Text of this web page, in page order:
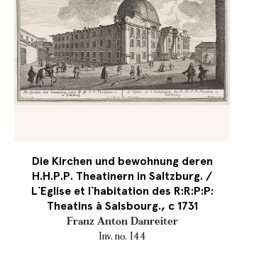
Die Kirchen und bewohnung deren
H.H.P.P. Theatinern in Saltzburg. /
L`Eglise et l`habitation des R:R:P:P:
Theatins à Salsbourg., c 1731
Franz Anton Danreiter
Inv. no. 144